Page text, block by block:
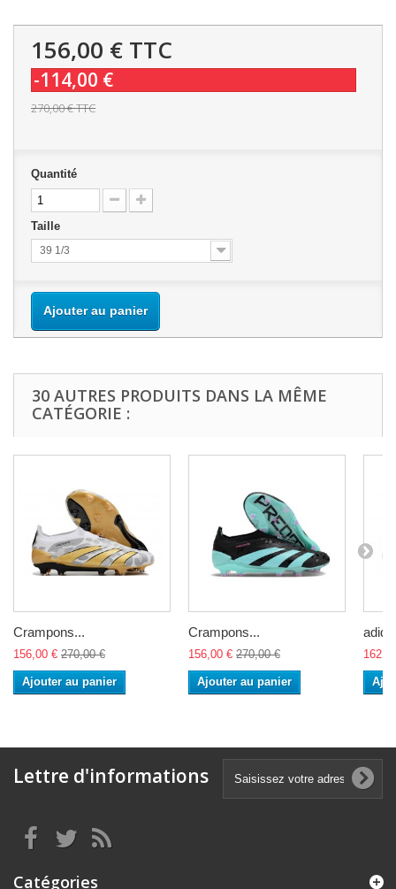
156,00 € TTC
-114,00 €
270,00 €TTC
Quantité
Taille
39 1/3
Ajouter au panier
30 AUTRES PRODUITS DANS LA MÊME
CATÉGORIE :
Crampons...
156,00 € 270,00 €
Ajouter au panier
Crampons...
156,00 € 270,00 €
Ajouter au panier
Lettre d'informations
Catégories